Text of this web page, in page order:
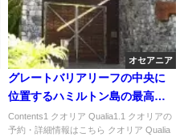
オセアニア
グレートバリアリーフの中央に
位置するハミルトン島の最高級
リゾートホテル「クオリア」
Contents1 クオリア Qualia1.1 クオリアの
予約・詳細情報はこちら クオリア Qualia